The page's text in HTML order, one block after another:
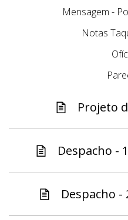
Mensagem -
Notas
Projeto
Despacho -
Despacho -